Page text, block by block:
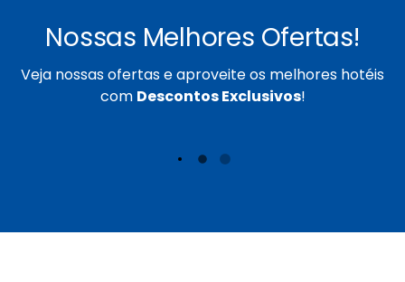
Nossas Melhores Ofertas!
Veja nossas ofertas e aproveite os melhores hotéis
com Descontos Exclusivos!